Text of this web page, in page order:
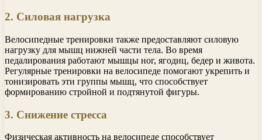
2. Силовая нагрузка
Велосипедные тренировки также предоставляют силовую
нагрузку для мышц нижней части тела. Во время
педалирования работают мышцы ног, ягодиц, бедер и живота.
Регулярные тренировки на велосипеде помогают укрепить и
тонизировать эти группы мышц, что способствует
формированию стройной и подтянутой фигуры.
3. Снижение стресса
Физическая активность на велосипеде способствует